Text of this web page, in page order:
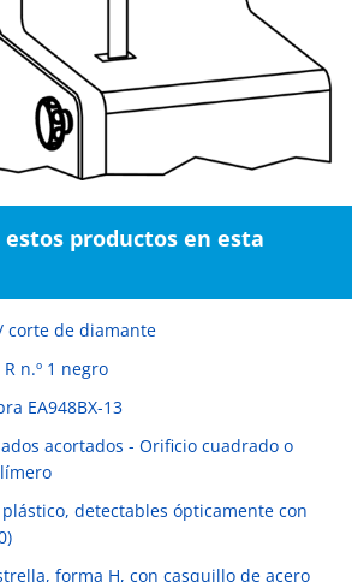
estos productos en esta
corte de diamante
n.º 1 negro
EA948BX-13
acortados - Orificio cuadrado o
detectables ópticamente con
forma H, con casquillo de acero